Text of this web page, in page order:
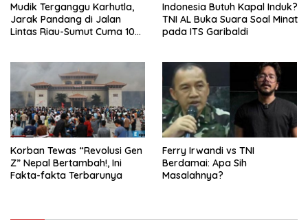
Mudik Terganggu Karhutla,
Jarak Pandang di Jalan
Lintas Riau-Sumut Cuma 10
Indonesia Butuh Kapal Induk?
TNI AL Buka Suara Soal Minat
pada ITS Garibaldi
Korban Tewas “Revolusi Gen
Z” Nepal Bertambah!, Ini
Fakta-fakta Terbarunya
Ferry Irwandi vs TNI
Berdamai: Apa Sih
Masalahnya?